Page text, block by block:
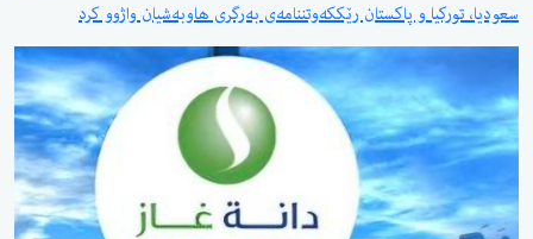
سعودیا، تورکیا و پاکستان رێککەوتننامەی بەرگری هاوبەشیان واژوو کرد